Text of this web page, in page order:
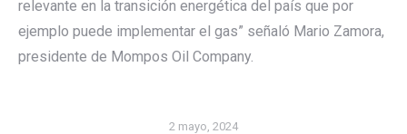
relevante en la transición energética del país que por
ejemplo puede implementar el gas” señaló Mario Zamora,
presidente de Mompos Oil Company.
2 mayo, 2024